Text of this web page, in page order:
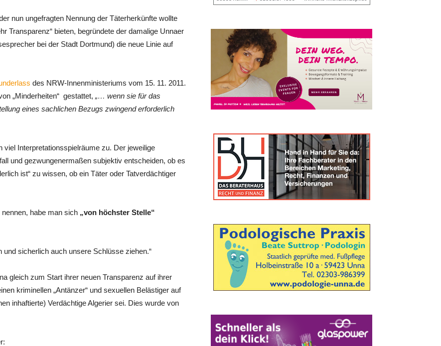
nun ungefragten Nennung der Täterherkünfte wollte
Transparenz“ bieten, begründete der damalige Unnaer
bei der Stadt Dortmund) die neue Linie auf
des NRW-Innenministeriums vom 15. 11. 2011.
„Minderheiten“ gestattet, „… wenn sie für das
eines sachlichen Bezugs zwingend erforderlich
Interpretationsspielräume zu. Der jeweilige
und gezwungenermaßen subjektiv entscheiden, ob es
ist“ zu wissen, ob ein Täter oder Tatverdächtiger
habe man sich „von höchster Stelle“
und sicherlich auch unsere Schlüsse ziehen.“
gleich zum Start ihrer neuen Transparenz auf ihrer
kriminellen „Antänzer“ und sexuellen Belästiger auf
inhaftierte) Verdächtige Algerier sei. Dies wurde von